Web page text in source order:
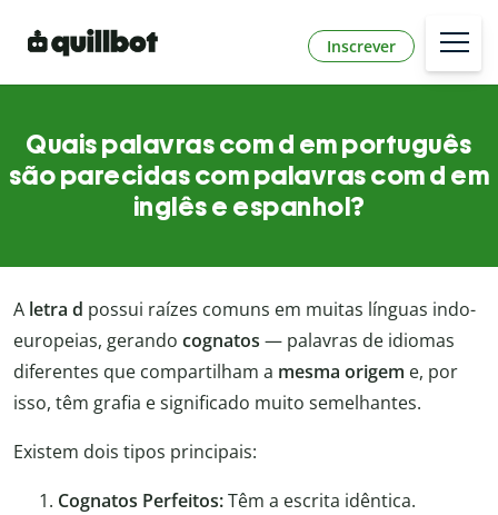
Inscrever
Quais palavras com d em português
são parecidas com palavras com d em
inglês e espanhol?
A letra d possui raízes comuns em muitas línguas indo-
europeias, gerando cognatos — palavras de idiomas
diferentes que compartilham a mesma origem e, por
isso, têm grafia e significado muito semelhantes.
Existem dois tipos principais:
Cognatos Perfeitos:Têm a escrita idêntica.